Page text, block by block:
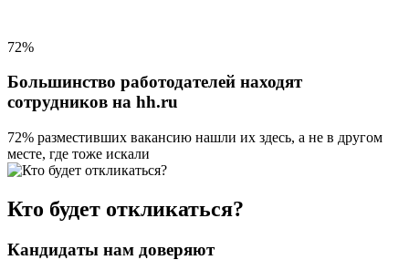
72%
Большинство работодателей находят
сотрудников на hh.ru
72% разместивших вакансию нашли их здесь, а не в другом
месте, где тоже искали
Кто будет откликаться?
Кандидаты нам доверяют